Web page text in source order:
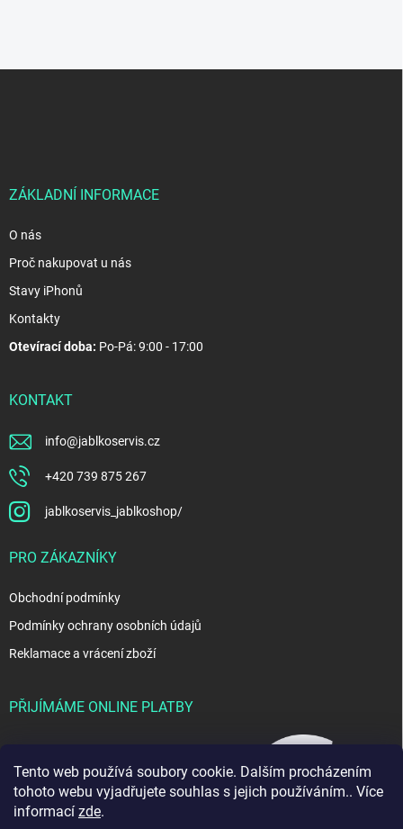
Tento web používá soubory cookie. Dalším procházením
tohoto webu vyjadřujete souhlas s jejich používáním.. Více
informací zde.
ZÁKLADNÍ INFORMACE
O nás
Proč nakupovat u nás
Stavy iPhonů
Kontakty
Otevírací doba: Po-Pá: 9:00 - 17:00
KONTAKT
info@jablkoservis.cz
+420 739 875 267
jablkoservis_jablkoshop/
PRO ZÁKAZNÍKY
Obchodní podmínky
Podmínky ochrany osobních údajů
Reklamace a vrácení zboží
PŘIJÍMÁME ONLINE PLATBY